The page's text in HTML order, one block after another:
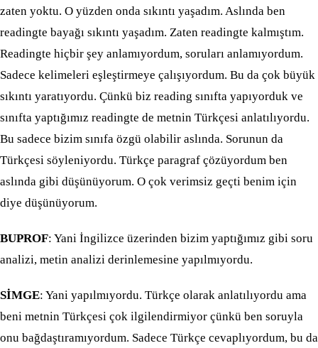
zaten yoktu. O yüzden onda sıkıntı yaşadım. Aslında ben
readingte bayağı sıkıntı yaşadım. Zaten readingte kalmıştım.
Readingte hiçbir şey anlamıyordum, soruları anlamıyordum.
Sadece kelimeleri eşleştirmeye çalışıyordum. Bu da çok büyük
sıkıntı yaratıyordu. Çünkü biz reading sınıfta yapıyorduk ve
sınıfta yaptığımız readingte de metnin Türkçesi anlatılıyordu.
Bu sadece bizim sınıfa özgü olabilir aslında. Sorunun da
Türkçesi söyleniyordu. Türkçe paragraf çözüyordum ben
aslında gibi düşünüyorum. O çok verimsiz geçti benim için
diye düşünüyorum.
BUPROF: Yani İngilizce üzerinden bizim yaptığımız gibi soru
analizi, metin analizi derinlemesine yapılmıyordu.
SİMGE: Yani yapılmıyordu. Türkçe olarak anlatılıyordu ama
beni metnin Türkçesi çok ilgilendirmiyor çünkü ben soruyla
onu bağdaştıramıyordum. Sadece Türkçe cevaplıyordum, bu da